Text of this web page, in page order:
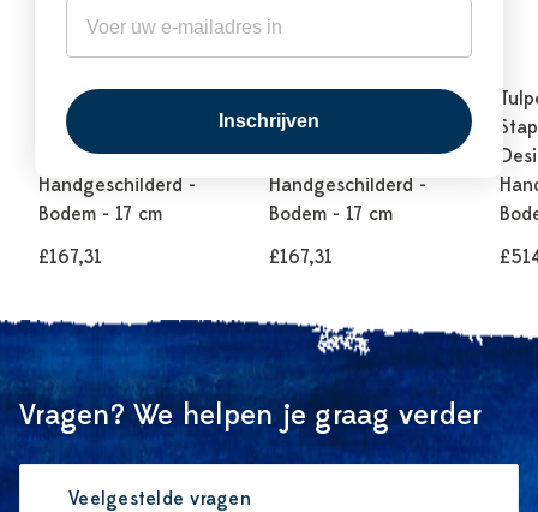
Tulpenvaas
Stapelgekte
Waterval -
Handgeschilderd -
Bodem - 17 cm
£167,31
Stapelgekte Bubble
Blue -
Handgeschilderd -
Bodem - 17 cm
£167,31
Vragen? We helpen je graag verder
Veelgestelde vragen
Inschrijven